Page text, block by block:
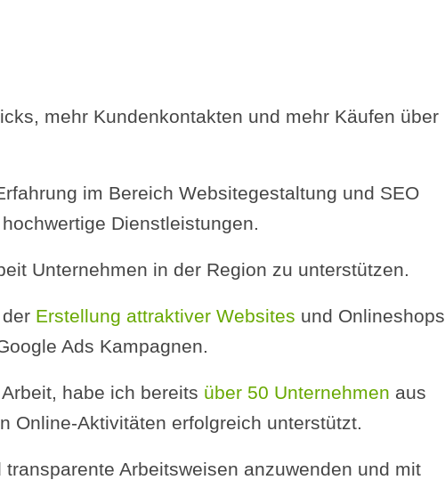
mehr Kundenkontakten und mehr Käufen über
im Bereich Websitegestaltung und SEO
Dienstleistungen.
Unternehmen in der Region zu unterstützen.
Erstellung attraktiver Websites und Onlineshops
Ads Kampagnen.
habe ich bereits über 50 Unternehmen aus
Online-Aktivitäten erfolgreich unterstützt.
Arbeitsweisen anzuwenden und mit